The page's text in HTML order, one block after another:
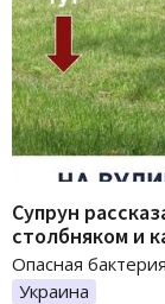
Супрун
столбняком и
Опасная
Украина